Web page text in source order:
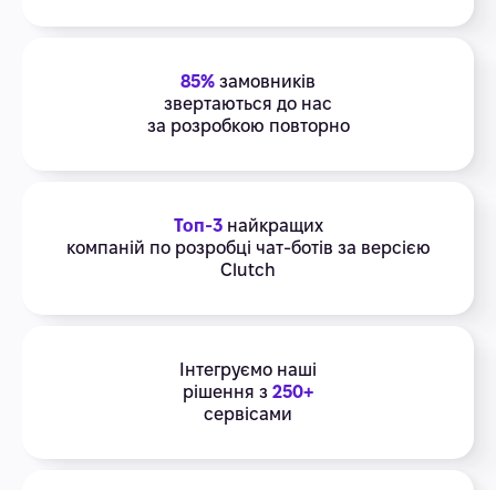
85% замовників
звертаються до нас
за розробкою повторно
Топ-3найкращих
компаній по розробці чат-ботів за версією
Clutch
Інтегруємо наші
рішення з 250+
сервісами